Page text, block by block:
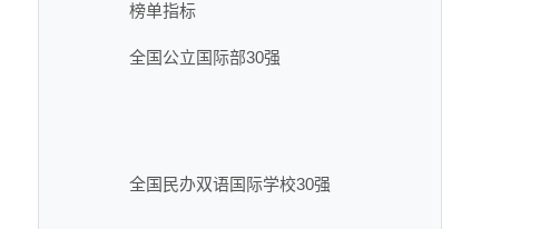
榜单指标
全国公立国际部30强
全国民办双语国际学校30强